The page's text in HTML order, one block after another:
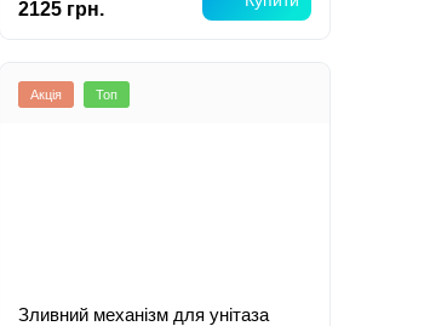
2125 грн.
Акція Топ
Зливний механізм для унітаза